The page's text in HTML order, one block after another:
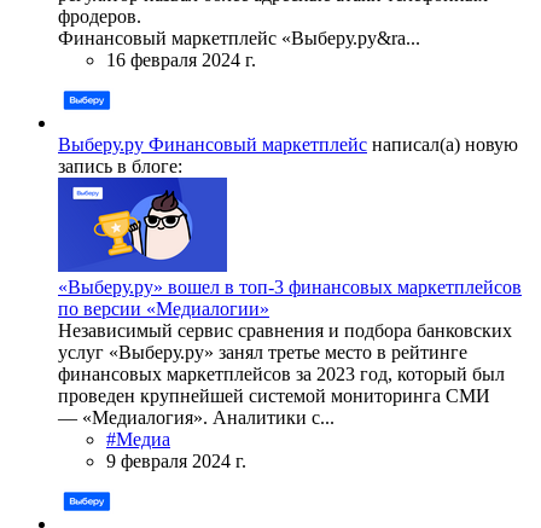
фродеров.
Финансовый маркетплейс «Выберу.ру&ra...
16 февраля 2024 г.
Выберу.ру Финансовый маркетплейс написал(а) новую
запись в блоге:
«Выберу.ру» вошел в топ-3 финансовых маркетплейсов
по версии «Медиалогии»
Независимый сервис сравнения и подбора банковских
услуг «Выберу.ру» занял третье место в рейтинге
финансовых маркетплейсов за 2023 год, который был
проведен крупнейшей системой мониторинга СМИ
— «Медиалогия». Аналитики с...
#Медиа
9 февраля 2024 г.